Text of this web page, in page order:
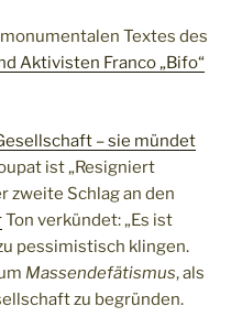
Textes des
Aktivisten Franco „Bifo“
– sie mündet
ist „Resigniert
zweite Schlag an den
Ton verkündet: „Es ist
pessimistisch klingen.
Massendefätismus, als
zu begründen.